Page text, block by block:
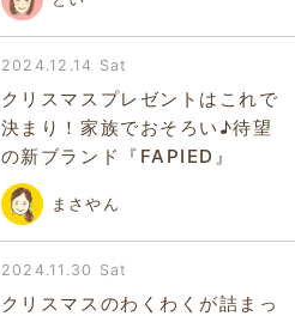
2024.12.14 Sat
クリスマスプレゼントはこれで
決まり！家族でおそろい♪待望
の新ブランド『FAPIED』
まさやん
2024.11.30 Sat
クリスマスのわくわくが詰まっ